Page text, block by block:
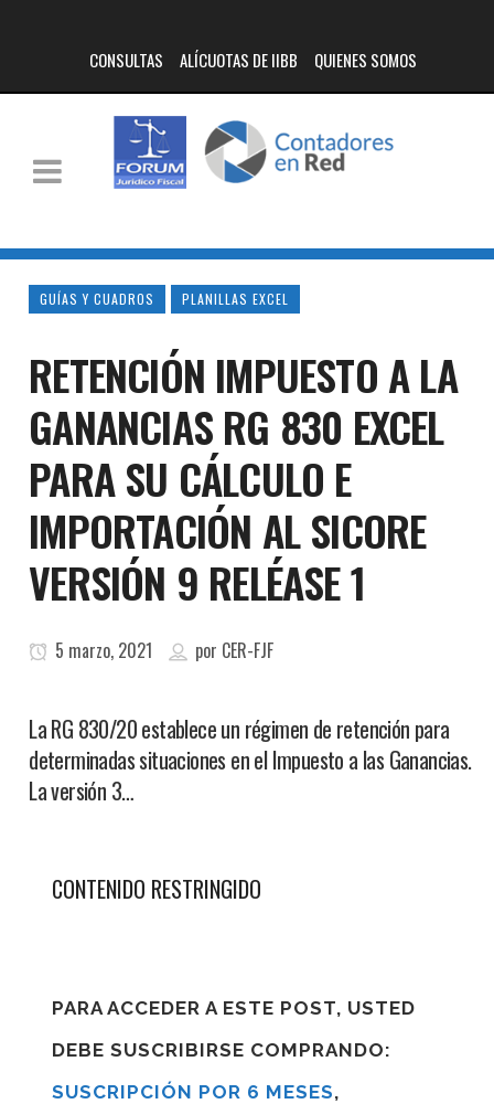
CONSULTAS ALÍCUOTAS DE IIBB QUIENES SOMOS
GUÍAS Y CUADROS PLANILLAS EXCEL
RETENCIÓN IMPUESTO A LA
GANANCIAS RG 830 EXCEL
PARA SU CÁLCULO E
IMPORTACIÓN AL SICORE
VERSIÓN 9 RELÉASE 1
5 marzo, 2021 por CER-FJF
La RG 830/20 establece un régimen de retención para
determinadas situaciones en el Impuesto a las Ganancias.
La versión 3…
CONTENIDO RESTRINGIDO
PARA ACCEDER A ESTE POST, USTED
DEBE SUSCRIBIRSE COMPRANDO:
SUSCRIPCIÓN POR 6 MESES,